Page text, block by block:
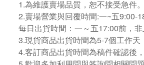
1.為維護賣場品質，恕不接受急件。
2.賣場營業與回覆時間:一~五9:00-
每日出貨時間：一～五17:00前，
3.現貨商品出貨時間為5-7個工作天
4.客訂商品出貨時間為稿件確認後